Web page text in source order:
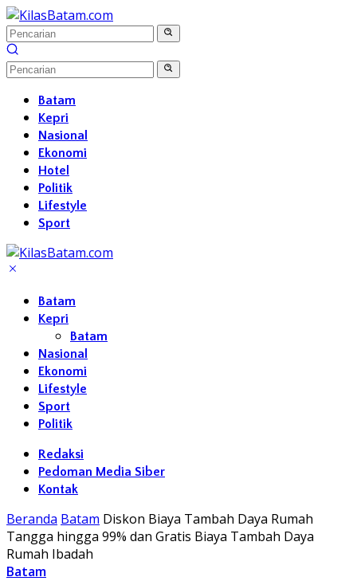
Langsung
ke
konten
Batam
Kepri
Nasional
Ekonomi
Hotel
Politik
Lifestyle
Sport
Batam
Kepri
Batam
Nasional
Ekonomi
Lifestyle
Sport
Politik
Redaksi
Pedoman Media Siber
Kontak
Beranda Batam Diskon Biaya Tambah Daya Rumah
Tangga hingga 99% dan Gratis Biaya Tambah Daya
Rumah Ibadah
Batam